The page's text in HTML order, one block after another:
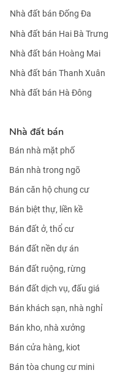
Nhà đất bán Đống Đa
Nhà đất bán Hai Bà Trưng
Nhà đất bán Hoàng Mai
Nhà đất bán Thanh Xuân
Nhà đất bán Hà Đông
Nhà đất bán
Bán nhà mặt phố
Bán nhà trong ngõ
Bán căn hộ chung cư
Bán biệt thự, liền kề
Bán đất ở, thổ cư
Bán đất nền dự án
Bán đất ruộng, rừng
Bán đất dịch vụ, đấu giá
Bán khách sạn, nhà nghỉ
Bán kho, nhà xưởng
Bán cửa hàng, kiot
Bán tòa chung cư mini